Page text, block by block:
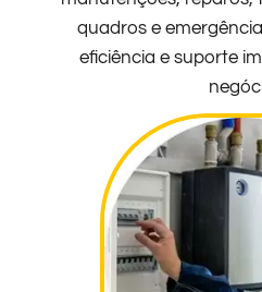
quadros e
eficiência e suporte